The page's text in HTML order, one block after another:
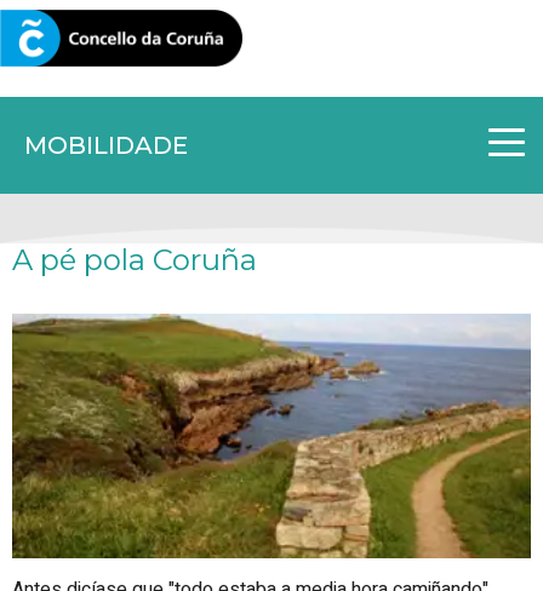
MOBILIDADE
CORUNA.GAL
A pé pola Coruña